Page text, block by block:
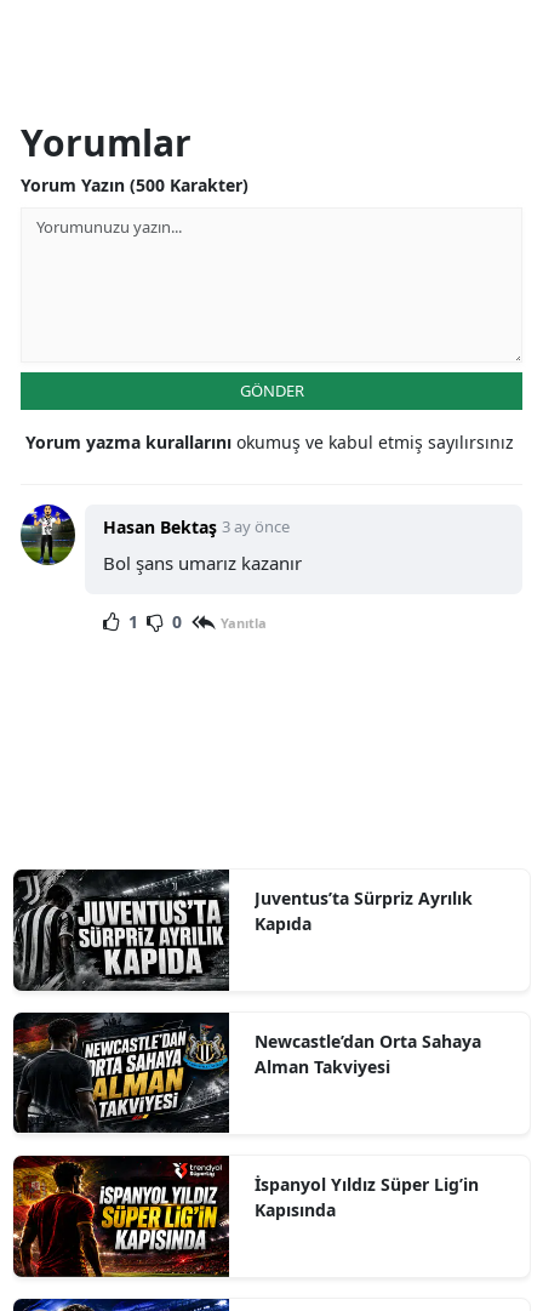
Yorumlar
Yorum Yazın (500 Karakter)
GÖNDER
Yorum yazma kurallarını okumuş ve kabul etmiş sayılırsınız
Hasan Bektaş 3 ay önce
Bol şans umarız kazanır
1 0 Yanıtla
Juventus’ta Sürpriz Ayrılık
Kapıda
Newcastle’dan Orta Sahaya
Alman Takviyesi
İspanyol Yıldız Süper Lig’in
Kapısında